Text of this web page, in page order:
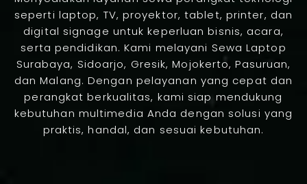
seperti laptop, TV, proyektor, tablet, printer, dan
digital signage untuk keperluan bisnis, acara,
serta pendidikan. Kami melayani Sewa Laptop
Surabaya, Sidoarjo, Gresik, Mojokerto, Pasuruan,
dan Malang. Dengan pelayanan yang cepat dan
perangkat berkualitas, kami siap mendukung
kebutuhan multimedia Anda dengan solusi yang
praktis, handal, dan sesuai kebutuhan.